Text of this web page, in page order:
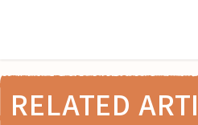
RELATED